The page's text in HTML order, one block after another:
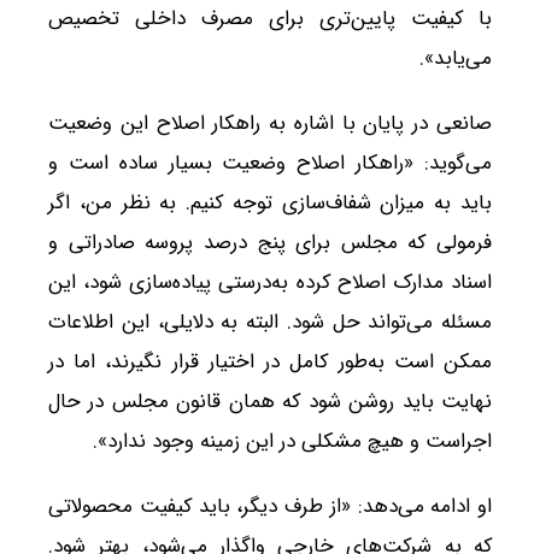
با کیفیت پایین‌تری برای مصرف داخلی تخصیص
می‌یابد».
صانعی در پایان با اشاره به راهکار اصلاح این وضعیت
می‌گوید: «راهکار اصلاح وضعیت بسیار ساده است و
باید به میزان شفاف‌سازی توجه کنیم. به نظر من، اگر
فرمولی که مجلس برای پنج درصد پروسه صادراتی و
اسناد مدارک اصلاح کرده به‌درستی پیاده‌سازی شود، این
مسئله می‌تواند حل شود. البته به دلایلی، این اطلاعات
ممکن است به‌طور کامل در اختیار قرار نگیرند، اما در
نهایت باید روشن شود که همان قانون مجلس در حال
اجراست و هیچ مشکلی در این زمینه وجود ندارد».
او ادامه می‌دهد: «از طرف دیگر، باید کیفیت محصولاتی
که به شرکت‌های خارجی واگذار می‌شود، بهتر شود.